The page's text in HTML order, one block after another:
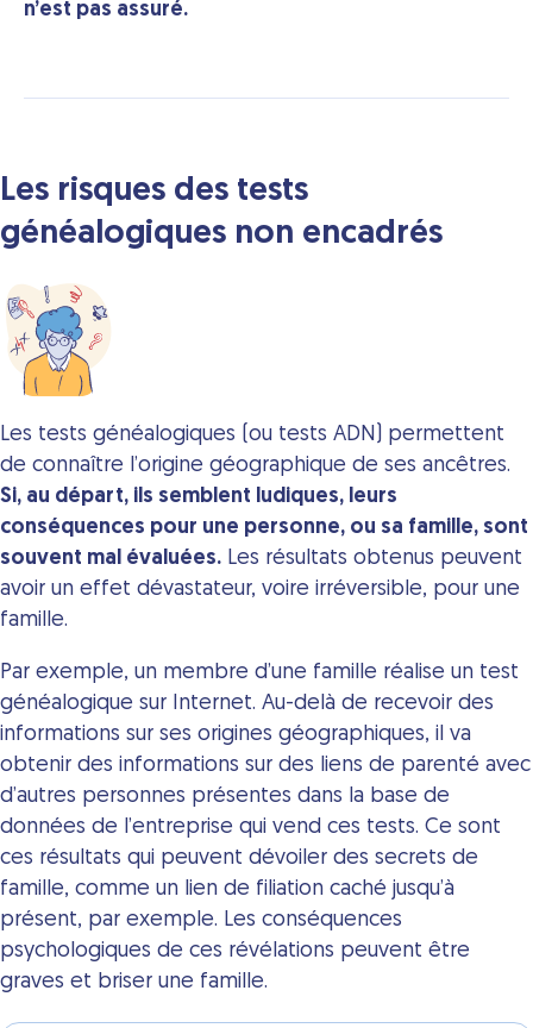
n’est pas assuré.
Les risques des tests
généalogiques non encadrés
Les tests généalogiques (ou tests ADN) permettent
de connaître l’origine géographique de ses ancêtres.
Si, au départ, ils semblent ludiques, leurs
conséquences pour une personne, ou sa famille, sont
souvent mal évaluées. Les résultats obtenus peuvent
avoir un effet dévastateur, voire irréversible, pour une
famille.
Par exemple, un membre d’une famille réalise un test
généalogique sur Internet. Au-delà de recevoir des
informations sur ses origines géographiques, il va
obtenir des informations sur des liens de parenté avec
d’autres personnes présentes dans la base de
données de l’entreprise qui vend ces tests. Ce sont
ces résultats qui peuvent dévoiler des secrets de
famille, comme un lien de filiation caché jusqu’à
présent, par exemple. Les conséquences
psychologiques de ces révélations peuvent être
graves et briser une famille.